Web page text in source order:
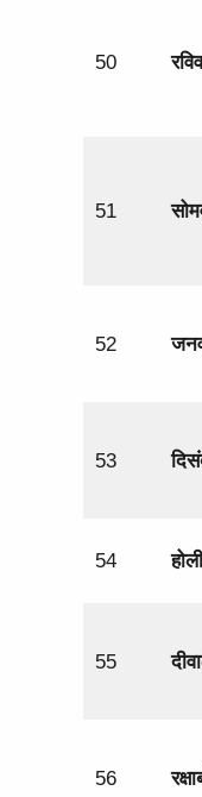
50
51
52
53
54 होली
55
56